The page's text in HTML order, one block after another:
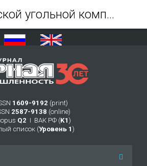
1609-9192 (print)
2587-9138 (online)
Q2 Ι ВАК РФ (K1 )
список (Уровень 1 )
В Распадской угольной компании состоялось региональное совещание угольщиков Кузбасса по вопросам экологической безопасности - Журнал Горная промышленность